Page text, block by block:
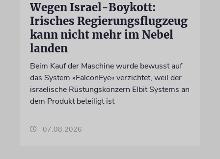
Wegen Israel-Boykott:
Irisches Regierungsflugzeug
kann nicht mehr im Nebel
landen
Beim Kauf der Maschine wurde bewusst auf
das System »FalconEye« verzichtet, weil der
israelische Rüstungskonzern Elbit Systems an
dem Produkt beteiligt ist
07.08.2026